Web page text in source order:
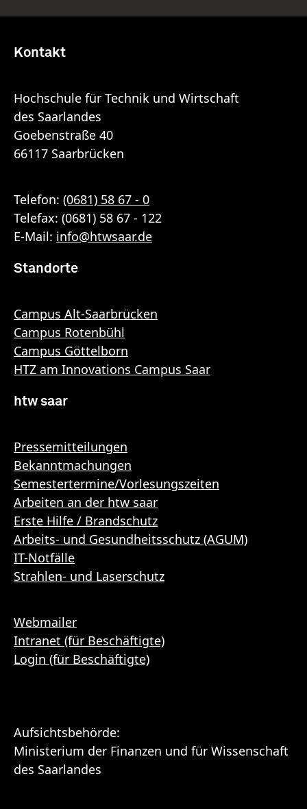
Kontakt
Hochschule für Technik und Wirtschaft
des Saarlandes
Goebenstraße 40
66117 Saarbrücken
Telefon: (0681) 58 67 - 0
Telefax: (0681) 58 67 - 122
E-Mail: info@htwsaar.de
Standorte
Campus Alt-Saarbrücken
Campus Rotenbühl
Campus Göttelborn
HTZ am Innovations Campus Saar
htw saar
Pressemitteilungen
Bekanntmachungen
Semestertermine/Vorlesungszeiten
Arbeiten an der htw saar
Erste Hilfe / Brandschutz
Arbeits- und Gesundheitsschutz (AGUM)
IT-Notfälle
Strahlen- und Laserschutz
Webmailer
Intranet (für Beschäftigte)
Login (für Beschäftigte)
Aufsichtsbehörde:
Ministerium der Finanzen und für Wissenschaft
des Saarlandes